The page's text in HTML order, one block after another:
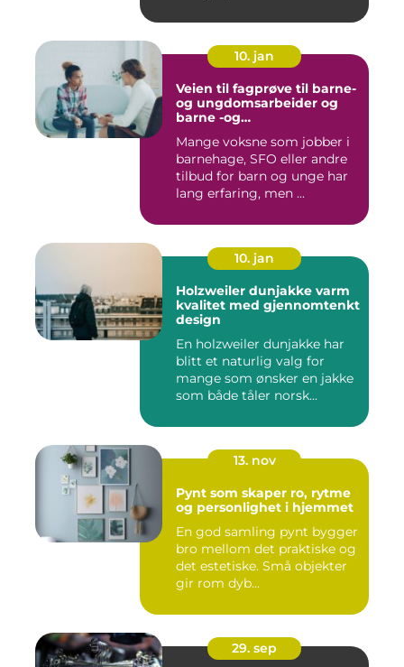
10. jan
Veien til fagprøve til barne-
og ungdomsarbeider og
barne -og
Mange voksne som jobber i
barnehage, SFO eller andre
tilbud for barn og unge har
lang erfaring, men ...
10. jan
Holzweiler dunjakke varm
kvalitet med gjennomtenkt
design
En holzweiler dunjakke har
blitt et naturlig valg for
mange som ønsker en jakke
som både tåler norsk...
13. nov
Pynt som skaper ro, rytme
og personlighet i hjemmet
En god samling pynt bygger
bro mellom det praktiske og
det estetiske. Små objekter
gir rom dyb...
29. sep